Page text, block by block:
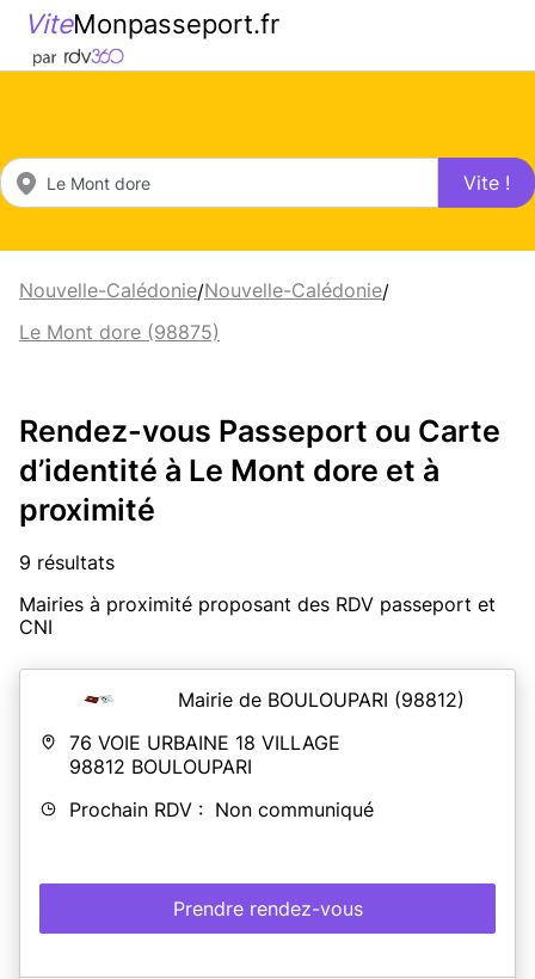
ViteMonpasseport.fr
Vite !
Nouvelle-Calédonie/Nouvelle-Calédonie/
Le Mont dore (98875)
Rendez-vous Passeport ou Carte
d’identité à Le Mont dore et à
proximité
9 résultats
Mairies à proximité proposant des RDV passeport et
CNI
Mairie de BOULOUPARI (98812)
76 VOIE URBAINE 18 VILLAGE
98812 BOULOUPARI
Prochain RDV : Non communiqué
Prendre rendez-vous